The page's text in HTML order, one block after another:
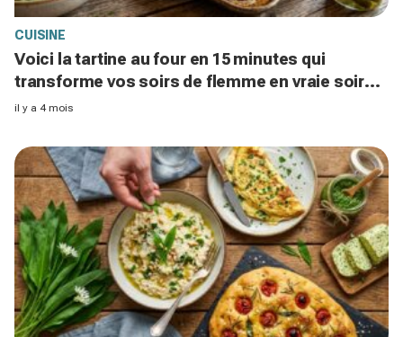
CUISINE
Voici la tartine au four en 15 minutes qui
transforme vos soirs de flemme en vraie soirée
raclette de chalet
il y a 4 mois